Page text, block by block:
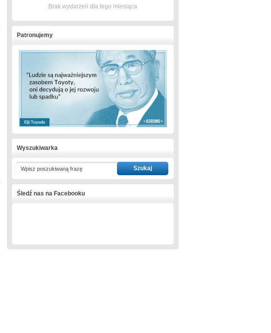
Brak wydarzeń dla tego miesiąca
Patronujemy
Wyszukiwarka
Wpisz poszukiwaną frazę
Śledź nas na Facebooku